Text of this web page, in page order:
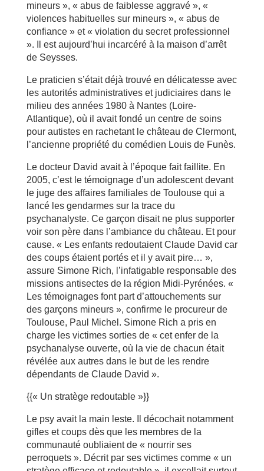
mineurs », « abus de faiblesse aggravé », «
violences habituelles sur mineurs », « abus de
confiance » et « violation du secret professionnel
». Il est aujourd’hui incarcéré à la maison d’arrêt
de Seysses.
Le praticien s’était déjà trouvé en délicatesse avec
les autorités administratives et judiciaires dans le
milieu des années 1980 à Nantes (Loire-
Atlantique), où il avait fondé un centre de soins
pour autistes en rachetant le château de Clermont,
l’ancienne propriété du comédien Louis de Funès.
Le docteur David avait à l’époque fait faillite. En
2005, c’est le témoignage d’un adolescent devant
le juge des affaires familiales de Toulouse qui a
lancé les gendarmes sur la trace du
psychanalyste. Ce garçon disait ne plus supporter
voir son père dans l’ambiance du château. Et pour
cause. « Les enfants redoutaient Claude David car
des coups étaient portés et il y avait pire… »,
assure Simone Rich, l’infatigable responsable des
missions antisectes de la région Midi-Pyrénées. «
Les témoignages font part d’attouchements sur
des garçons mineurs », confirme le procureur de
Toulouse, Paul Michel. Simone Rich a pris en
charge les victimes sorties de « cet enfer de la
psychanalyse ouverte, où la vie de chacun était
révélée aux autres dans le but de les rendre
dépendants de Claude David ».
{{« Un stratège redoutable »}}
Le psy avait la main leste. Il décochait notamment
gifles et coups dès que les membres de la
communauté oubliaient de « nourrir ses
perroquets ». Décrit par ses victimes comme « un